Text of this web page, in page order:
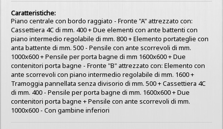
Caratteristiche:
Piano centrale con bordo raggiato - Fronte "A" attrezzato con:
Cassettiera 4C di mm. 400 + Due elementi con ante battenti con
piano intermedio regolabile di mm. 800 + Elemento portateglie con
anta battente di mm. 500 - Pensile con ante scorrevoli di mm.
1000x600 + Pensile per porta bagne di mm 1600x600 + Due
contenitori porta bagne - Fronte "B" attrezzato con: Elemento con
ante scorrevoli con piano intermedio regolabile di mm. 1600 +
Tramoggia pannellata senza divisorio di mm. 500 + Cassettiera 4C
di mm. 400 - Pensile per porta bagne di mm. 1600x600 + Due
contenitori porta bagne + Pensile con ante scorrevoli di mm.
1000x600 - Con gambine inferiori